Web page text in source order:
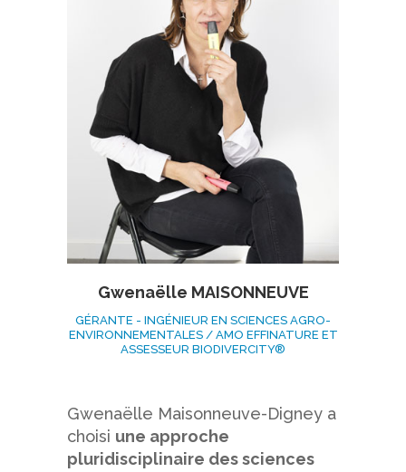
Gwenaëlle MAISONNEUVE
GÉRANTE - INGÉNIEUR EN SCIENCES AGRO-
ENVIRONNEMENTALES / AMO EFFINATURE ET
ASSESSEUR BIODIVERCITY®
Gwenaëlle Maisonneuve-Digney a
choisi une approche
pluridisciplinaire des sciences